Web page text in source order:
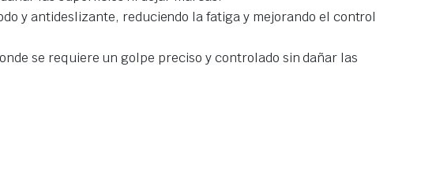
y antideslizante, reduciendo la fatiga y mejorando el control
se requiere un golpe preciso y controlado sin dañar las